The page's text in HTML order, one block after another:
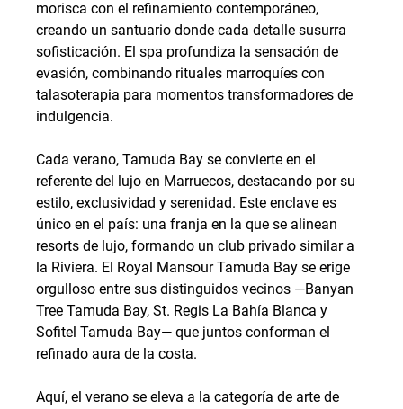
morisca con el refinamiento contemporáneo,
creando un santuario donde cada detalle susurra
sofisticación. El spa profundiza la sensación de
evasión, combinando rituales marroquíes con
talasoterapia para momentos transformadores de
indulgencia.
Cada verano, Tamuda Bay se convierte en el
referente del lujo en Marruecos, destacando por su
estilo, exclusividad y serenidad. Este enclave es
único en el país: una franja en la que se alinean
resorts de lujo, formando un club privado similar a
la Riviera. El Royal Mansour Tamuda Bay se erige
orgulloso entre sus distinguidos vecinos —Banyan
Tree Tamuda Bay, St. Regis La Bahía Blanca y
Sofitel Tamuda Bay— que juntos conforman el
refinado aura de la costa.
Aquí, el verano se eleva a la categoría de arte de